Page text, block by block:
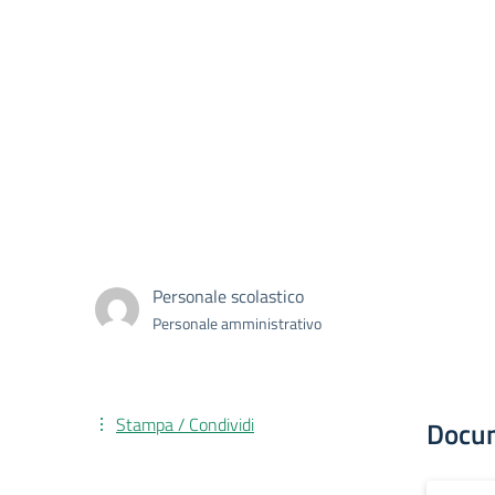
Personale scolastico
Personale amministrativo
Stampa / Condividi